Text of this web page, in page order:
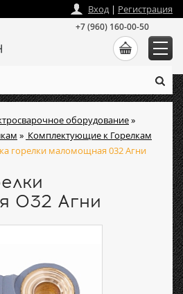
оборудование»
» Комплектующие к Горелкам
горелки маломощная 032 Агни
032 Агни
Вход| Регистрация
+7 (960) 160-00-50